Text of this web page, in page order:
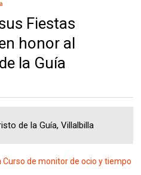
Fiestas
honor al
la Guía
de la Guía, Villalbilla
Curso de monitor de ocio y tiempo